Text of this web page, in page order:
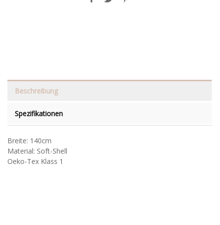
Beschreibung
Spezifikationen
Breite: 140cm
Material: Soft-Shell
Oeko-Tex Klass 1